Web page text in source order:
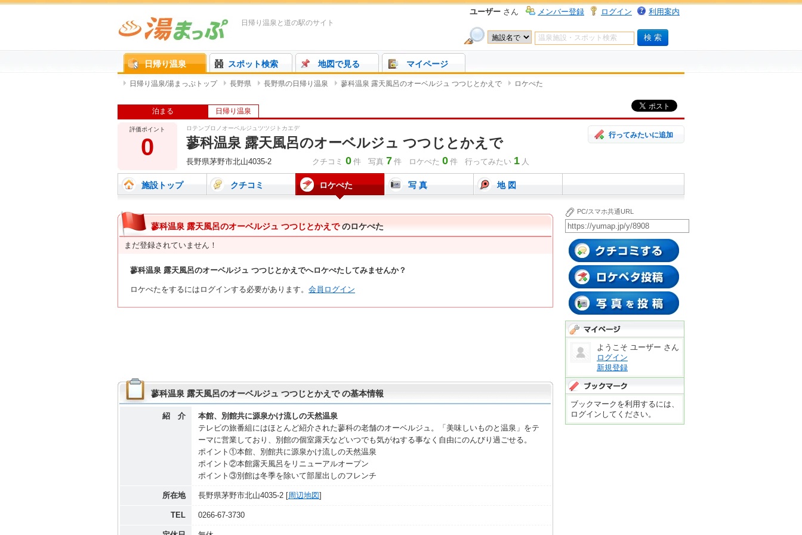
日帰り温泉と道の駅のサイト
ユーザー さん メンバー登録 ログイン 利用案内
日帰り温泉 スポット検索 地図で見る マイページ
日帰り温泉/湯まっぷトップ 長野県 長野県の日帰り温泉 蓼科温泉 露天風呂のオーベルジュ つつじとかえで ロケぺた
泊まる 日帰り温泉
評価ポイント
0
ロテンブロノオーベルジュツツジトカエデ
蓼科温泉 露天風呂のオーベルジュ つつじとかえで 行ってみたいに追加
長野県茅野市北山4035-2 クチコミ 0 件 写真 7 件 ロケぺた 0 件 行ってみたい 1 人
施設トップ クチコミ ロケぺた 写 真 地 図
蓼科温泉 露天風呂のオーベルジュ つつじとかえでのロケぺた
まだ登録されていません！
蓼科温泉 露天風呂のオーベルジュ つつじとかえでへロケぺたしてみませんか？
ロケぺたをするにはログインする必要があります。 会員ログイン
蓼科温泉 露天風呂のオーベルジュ つつじとかえで の基本情報
紹 介
本館、別館共に源泉かけ流しの天然温泉
テレビの旅番組にはほとんど紹介された蓼科の老舗のオーベルジュ。「美味しいものと温泉」をテ
ーマに営業しており、別館の個室露天などいつでも気がねする事なく自由にのんびり過ごせる。
ポイント①本館、別館共に源泉かけ流しの天然温泉
ポイント②本館露天風呂をリニューアルオープン
ポイント③別館は冬季を除いて部屋出しのフレンチ
所在地 長野県茅野市北山4035-2 [周辺地図]
TEL 0266-67-3730
PC/スマホ共通URL
ようこそ ユーザー さん
ログイン
新規登録
ブックマークを利用するには、
ログインしてください。